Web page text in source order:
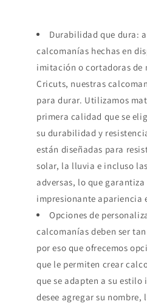
Durabilidad que dura:
calcomanías hechas en
imitación o cortadoras de
Cricuts, nuestras
para durar. Utilizamos
primera calidad que se
su durabilidad y
están diseñadas para
solar, la lluvia e incluso
adversas, lo que
impresionante apariencia
Opciones de
calcomanías deben ser
por eso que ofrecemos
que le permiten crear
que se adapten a su estilo
desee agregar su